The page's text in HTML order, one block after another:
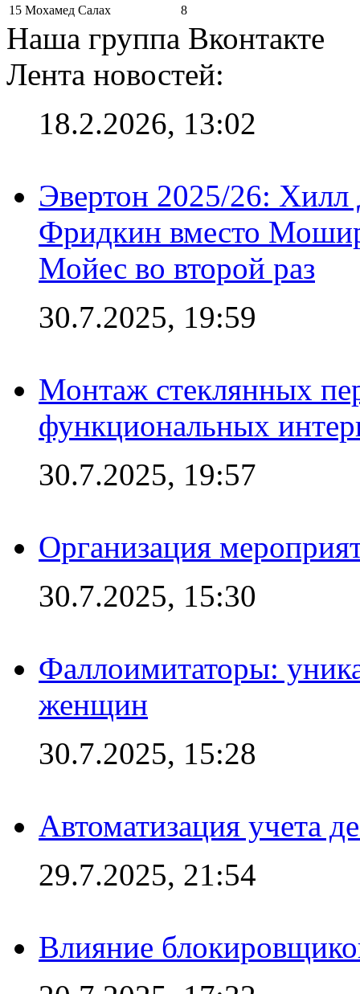
15 Мохамед Салах 8
Наша группа Вконтакте
Лента новостей:
18.2.2026, 13:02
Эвертон 2025/26:
Фридкин вместо
Мойес во второй раз
30.7.2025, 19:59
Монтаж стеклянных
функциональных
30.7.2025, 19:57
Организация
30.7.2025, 15:30
Фаллоимитаторы:
женщин
30.7.2025, 15:28
Автоматизация учета
29.7.2025, 21:54
Влияние